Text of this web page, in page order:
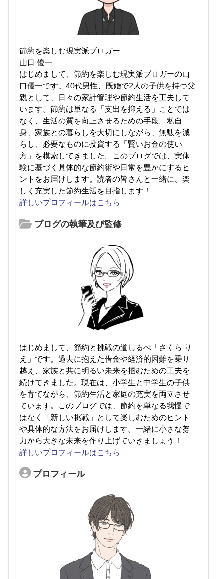
節約を楽しむ現実派ブロガー
山口 優一
はじめまして、節約を楽しむ現実派ブロガーの山
口優一です。40代男性、既婚で2人の子供を持つ父
親として、日々の家計管理や節約生活を工夫して
います。節約は単なる「支出を抑える」ことでは
なく、生活の質を向上させるための手段。私自
身、家族との暮らしを大切にしながら、無駄を減
らし、必要なものに投資する「賢いお金の使い
方」を模索してきました。このブログでは、実体
験に基づく具体的な節約術や日常を豊かにするヒ
ントをお届けします。読者の皆さんと一緒に、楽
しく充実した節約生活を目指します！
詳しいプロフィールはこちら
ブログの執筆及び監修
はじめまして、節約と挑戦の道しるべ「さくら り
え」です。過去に抱えた借金や経済的困難を乗り
越え、家族と共に明るい未来を掴むための工夫を
続けてきました。現在は、小学生と中学生の子供
を育てながら、節約生活と家庭の充実を両立させ
ています。このブログでは、節約を単なる我慢で
はなく「新しい挑戦」として楽しむためのヒント
や具体的な方法をお届けします。一緒に小さな努
力から大きな未来を作り上げていきましょう！
詳しいプロフィールはこちら
プロフィール